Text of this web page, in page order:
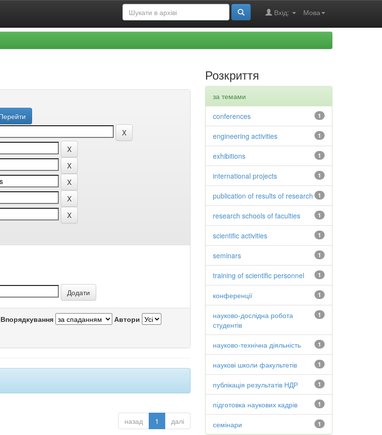
Мова
Вхід:
Впорядкування Автори
назад 1 далі
Розкриття
за темами
1
conferences
1
engineering activities
1
exhibitions
1
international projects
1
publication of results of research
1
research schools of faculties
1
scientific activities
1
seminars
1
training of scientific personnel
1
конференції
1
науково-дослідна робота
студентів
1
науково-технічна діяльність
1
наукові школи факультетів
1
публікація результатів НДР
1
підготовка наукових кадрів
1
семінари